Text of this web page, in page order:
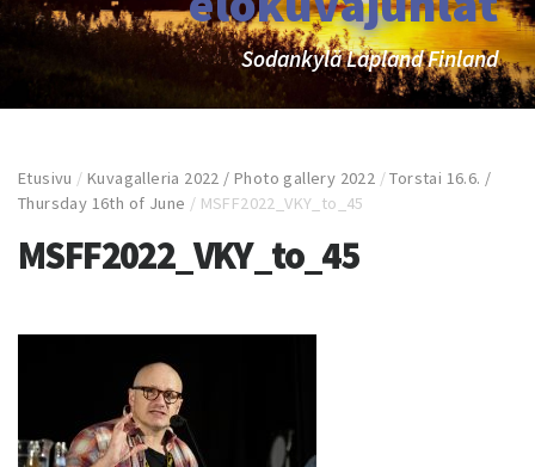
Sodankylä Lapland Finland
Etusivu /Kuvagalleria 2022 / Photo gallery 2022 /Torstai 16.6. /
Thursday 16th of June / MSFF2022_VKY_to_45
MSFF2022_VKY_to_45